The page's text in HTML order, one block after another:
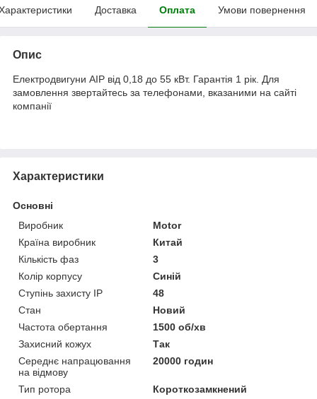
Доставка Оплата Умови повернення
Опис
Електродвигуни АІР від 0,18 до 55 кВт. Гарантія 1 рік. Для
замовлення звертайтесь за телефонами, вказаними на сайті
компанії
Характеристики
Основні
Виробник
Motor
Країна виробник
Китай
Кількість фаз
3
Колір корпусу
Синій
Ступінь захисту IP
48
Стан
Новий
Частота обертання
1500 об/хв
Захисний кожух
Так
Середнє напрацювання
на відмову
20000 годин
Тип ротора
Короткозамкнений